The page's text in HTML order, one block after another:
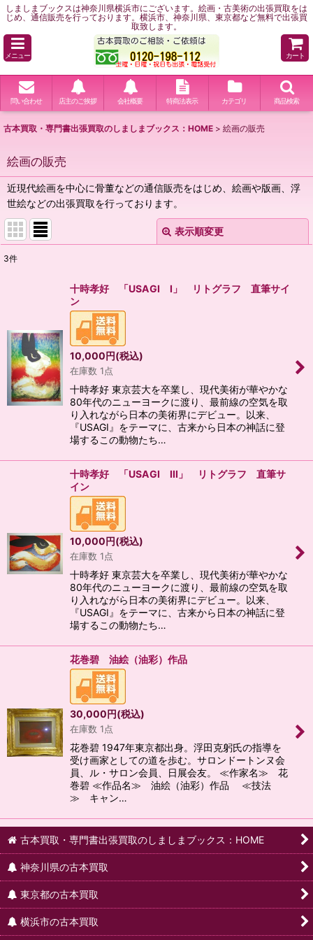
しましまブックスは神奈川県横浜市にございます。絵画・古美術の出張買取をは
じめ、通信販売を行っております。横浜市、神奈川県、東京都など無料で出張買
取致します。
メニュー カート
問い合わせ 店主のご挨拶 会社概要 特商法表示 カテゴリ 商品検索
古本買取・専門書出張買取のしましまブックス：HOME > 絵画の販売
絵画の販売
近現代絵画を中心に骨董などの通信販売をはじめ、絵画や版画、浮
世絵などの出張買取を行っております。
表示順変更
3件
十時孝好 「USAGI I」 リトグラフ 直筆サイ
ン
10,000円(税込)
在庫数 1点
十時孝好 東京芸大を卒業し、現代美術が華やかな
80年代のニューヨークに渡り、最前線の空気を取
り入れながら日本の美術界にデビュー。以来、
『USAGI』をテーマに、古来から日本の神話に登
場するこの動物たち…
十時孝好 「USAGI III」 リトグラフ 直筆サ
イン
10,000円(税込)
在庫数 1点
十時孝好 東京芸大を卒業し、現代美術が華やかな
80年代のニューヨークに渡り、最前線の空気を取
り入れながら日本の美術界にデビュー。以来、
『USAGI』をテーマに、古来から日本の神話に登
場するこの動物たち…
花巻碧 油絵（油彩）作品
30,000円(税込)
在庫数 1点
花巻碧 1947年東京都出身。浮田克躬氏の指導を
受け画家としての道を歩む。サロンドートンヌ会
員、ル・サロン会員、日展会友。 ≪作家名≫ 花
巻碧 ≪作品名≫ 油絵（油彩）作品 ≪技法
≫ キャン…
古本買取・専門書出張買取のしましまブックス：HOME
神奈川県の古本買取
東京都の古本買取
横浜市の古本買取